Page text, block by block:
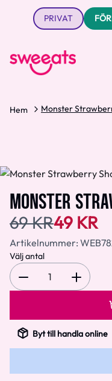
PRIVAT
Hem Monster
MONSTER
69 KR49 KR
Artikelnummer:
Välj antal
1
Byt till handla online